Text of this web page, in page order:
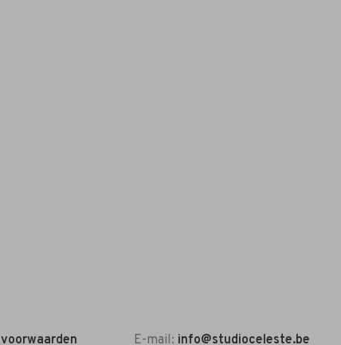
E-mail: info@studioceleste.be